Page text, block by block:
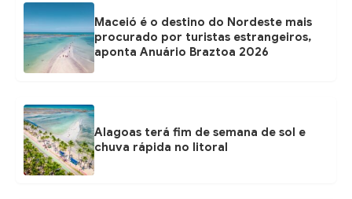
Maceió é o destino do Nordeste mais
procurado por turistas estrangeiros,
aponta Anuário Braztoa 2026
Alagoas terá fim de semana de sol e
chuva rápida no litoral